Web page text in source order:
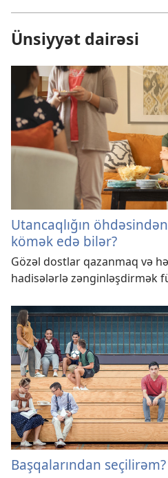
Ünsiyyət dairəsi
Utancaqlığın
kömək edə bilər?
Gözəl dostlar qazanmaq və
hadisələrlə zənginləşdirmək
Başqalarından seçilirəm?